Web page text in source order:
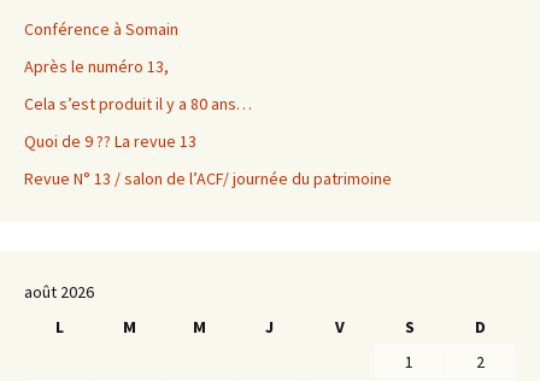
Conférence à Somain
Après le numéro 13,
Cela s’est produit il y a 80 ans…
Quoi de 9 ?? La revue 13
Revue N° 13 / salon de l’ACF/ journée du patrimoine
août 2026
L
M M J V S
D
1
2